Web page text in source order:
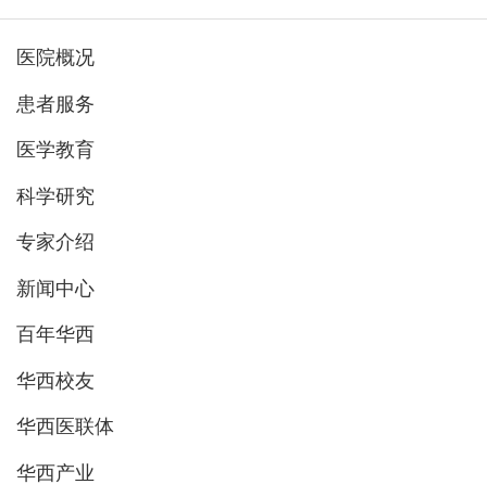
医院概况
患者服务
医学教育
科学研究
专家介绍
新闻中心
百年华西
华西校友
华西医联体
华西产业